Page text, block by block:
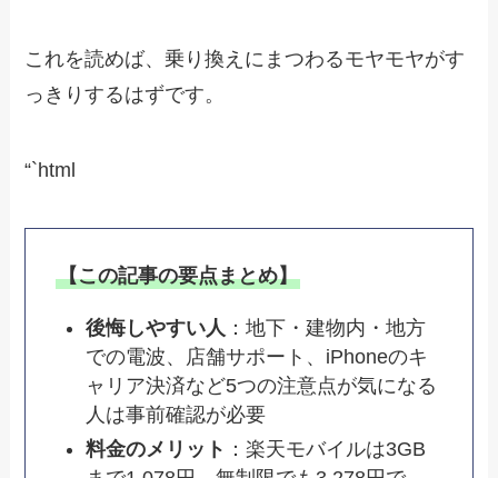
これを読めば、乗り換えにまつわるモヤモヤがす
っきりするはずです。
“`html
【この記事の要点まとめ】
後悔しやすい人 ：地下・建物内・地方
での電波、店舗サポート、iPhoneのキ
ャリア決済など5つの注意点が気になる
人は事前確認が必要
料金のメリット ：楽天モバイルは3GB